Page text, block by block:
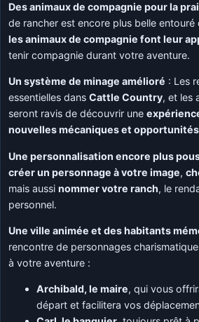
Des animaux de compagnie pour la
de rancher est encore plus belle entouré
les animaux de compagnie font leur
tenir compagnie durant votre aventure.
Un système de minage amélioré : Les
essentielles dansCattle Country, et les
seront ravis de découvrir une
nouvelles mécaniques et opportunités
Une personnalisation encore plus
créer un personnage à votre image,
mais aussinommer votre ranch, le
personnel.
Une ville animée et des habitants
rencontre de personnages
à votre aventure :
Archibald, le maire, qui vous
départ et facilitera vos